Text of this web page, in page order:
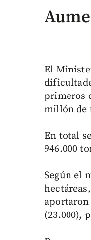
El
primeros
millón de
En total
946.000
Según el
aportaron
(23.000),